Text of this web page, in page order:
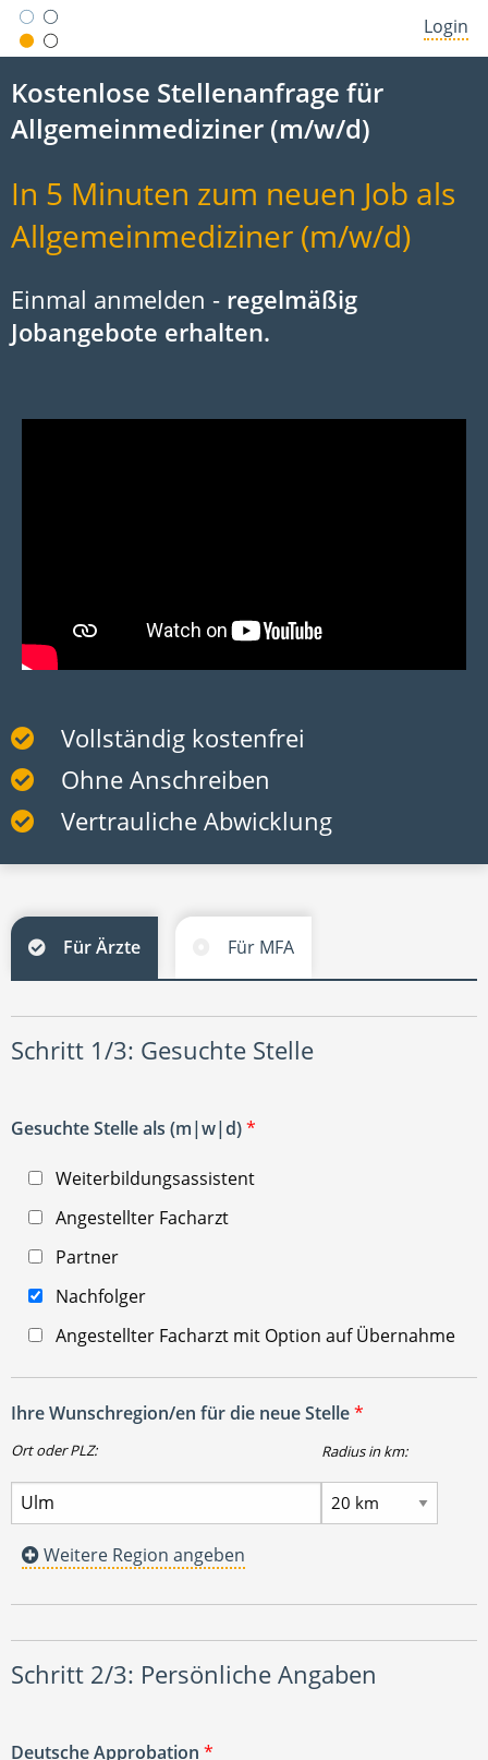
Login
Kostenlose Stellenanfrage für
Allgemeinmediziner (m/w/d)
In 5 Minuten zum neuen Job als
Allgemeinmediziner (m/w/d)
Einmal anmelden - regelmäßig
Jobangebote erhalten.
Vollständig kostenfrei
Ohne Anschreiben
Vertrauliche Abwicklung
Für Ärzte Für MFA
Schritt 1/3: Gesuchte Stelle
Gesuchte Stelle als (m|w|d)*
Weiterbildungsassistent
Angestellter Facharzt
Partner
Nachfolger
Angestellter Facharzt mit Option auf Übernahme
Ihre Wunschregion/en für die neue Stelle*
Ort oder PLZ: Radius in km:
Weitere Region angeben
Schritt 2/3: Persönliche Angaben
Deutsche Approbation *